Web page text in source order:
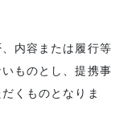
内容または履行等
ものとし、提携事
くものとなりま